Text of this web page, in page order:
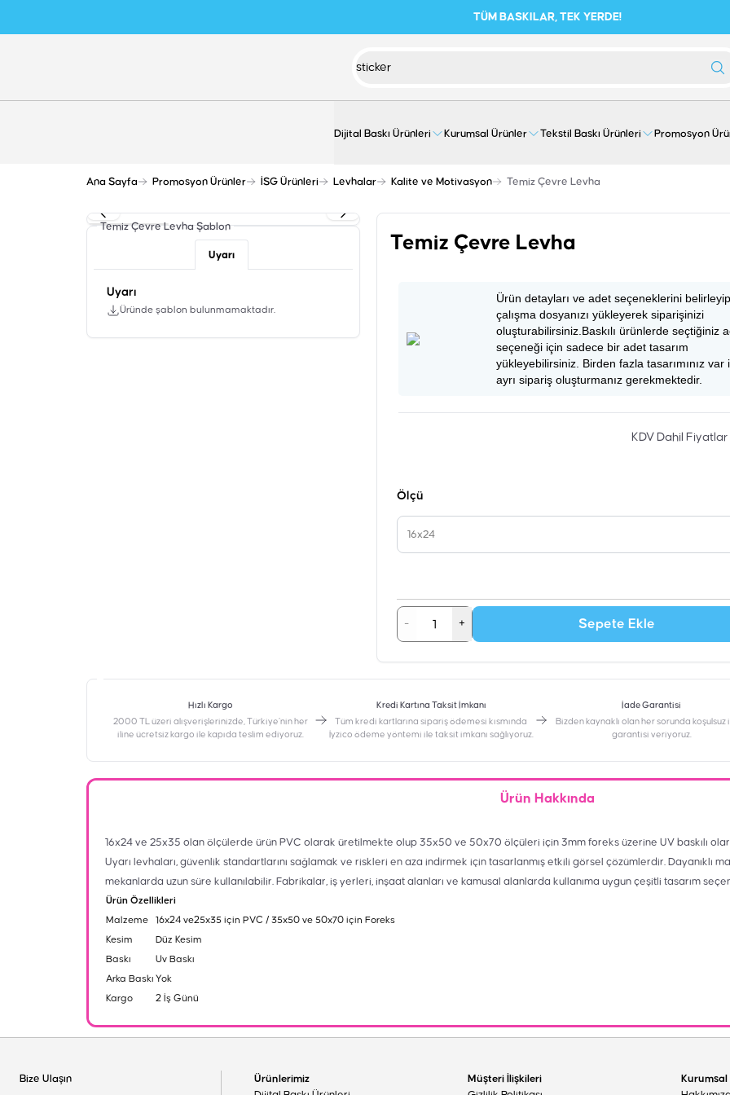
TÜM BASKILAR, TEK YERDE!
Dijital Baskı Ürünleri Kurumsal Ürünler Tekstil Baskı Ürünleri Promosyon
Ana Sayfa Promosyon Ürünler İSG Ürünleri Levhalar Kalite ve Motivasyon Temiz Çevre Levha
Temiz Çevre Levha Şablon
Uyarı
Uyarı
Üründe şablon bulunmamaktadır.
Temiz Çevre Levha
Ürün detayları ve adet seçeneklerini belirleyip
çalışma dosyanızı yükleyerek siparişinizi
oluşturabilirsiniz.Baskılı ürünlerde seçtiğiniz
seçeneği için sadece bir adet tasarım
yükleyebilirsiniz. Birden fazla tasarımınız var
ayrı sipariş oluşturmanız gerekmektedir.
KDV Dahil Fiyatlar
Ölçü
16x24
- + Sepete Ekle
Hızlı Kargo
2000 TL üzeri alışverişlerinizde, Türkiye’nin her
iline ücretsiz kargo ile kapıda teslim ediyoruz.
Kredi Kartına Taksit İmkanı
‎Tüm kredi kartlarına sipariş ödemesi kısmında
İyzico ödeme yöntemi ile taksit imkanı sağlıyoruz.
İade Garantisi
Bizden kaynaklı olan her sorunda koşulsuz
garantisi veriyoruz.
Ürün Hakkında
16x24 ve 25x35 olan ölçülerde ürün PVC olarak üretilmekte olup 35x50 ve 50x70 ölçüleri için 3mm foreks üzerine UV baskılı
Uyarı levhaları, güvenlik standartlarını sağlamak ve riskleri en aza indirmek için tasarlanmış etkili görsel çözümlerdir. Dayanıklı
mekanlarda uzun süre kullanılabilir. Fabrikalar, iş yerleri, inşaat alanları ve kamusal alanlarda kullanıma uygun çeşitli tasarım
Ürün Özellikleri
Malzeme
16x24 ve25x35 için PVC / 35x50 ve 50x70 için Foreks
Kesim
Düz Kesim
Baskı
Uv Baskı
Arka Baskı Yok
Kargo
2 İş Günü
Bize Ulaşın
Ürünlerimiz
Müşteri İlişkileri
Kurumsal